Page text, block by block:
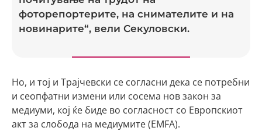
фоторепортерите, на снимателите и на
новинарите“, вели Секуловски.
Но, и тој и Трајчевски се согласни дека се потребни
и сеопфатни измени или сосема нов закон за
медиуми, кој ќе биде во согласност со Европскиот
акт за слобода на медиумите (EMFA).